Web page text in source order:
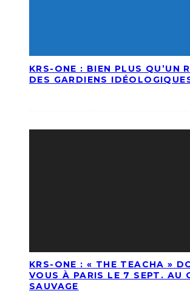
KRS-ONE : BIEN PLUS QU’UN
DES GARDIENS
KRS-ONE : « THE TEACHA »
VOUS À PARIS LE 7 SEPT. AU
SAUVAGE